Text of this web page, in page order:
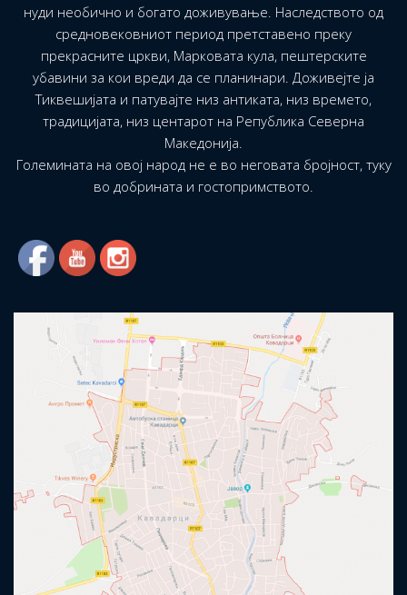
нуди необично и богато доживување. Наследството од
средновековниот период претставено преку
прекрасните цркви, Марковата кула, пештерските
убавини за кои вреди да се планинари. Доживејте ја
Тиквешијата и патувајте низ антиката, низ времето,
традицијата, низ центарот на Република Северна
Македонија.
Големината на овој народ не е во неговата бројност, туку
во добрината и гостопримството.